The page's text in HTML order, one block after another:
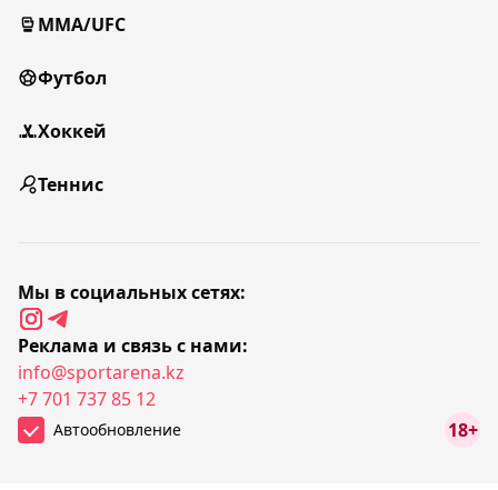
MMA/UFC
Футбол
Хоккей
Теннис
Мы в социальных сетях:
Реклама и связь с нами:
info@sportarena.kz
+7 701 737 85 12
Автообновление 18+